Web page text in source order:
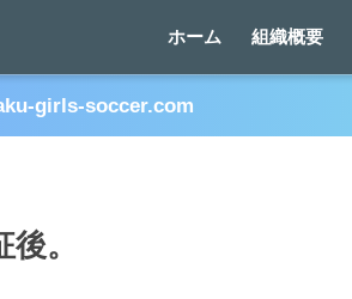
ホーム 組織概要
girls-soccer.com
。